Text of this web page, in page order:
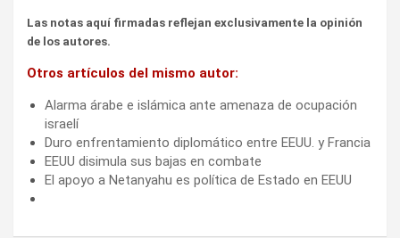
Las notas aquí firmadas reflejan exclusivamente la opinión
de los autores.
Otros artículos del mismo autor:
Alarma árabe e islámica ante amenaza de ocupación
israelí
Duro enfrentamiento diplomático entre EEUU. y Francia
EEUU disimula sus bajas en combate
El apoyo a Netanyahu es política de Estado en EEUU